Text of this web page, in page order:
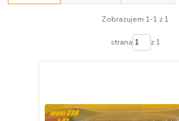
Zobrazujem 1-1 z 1
strana z 1